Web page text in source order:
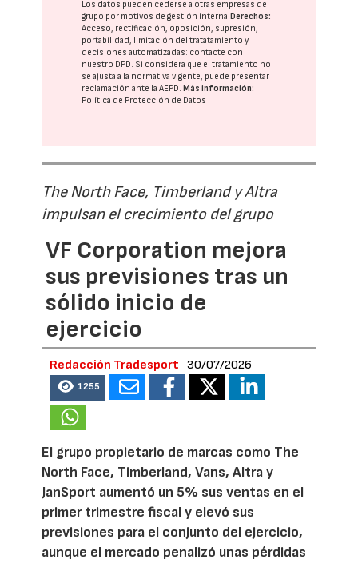
Los datos pueden cederse a otras empresas del
grupo por motivos de gestión interna.Derechos:
Acceso, rectificación, oposición, supresión,
portabilidad, limitación del tratatamiento y
decisiones automatizadas: contacte con
nuestro DPD. Si considera que el tratamiento no
se ajusta a la normativa vigente, puede presentar
reclamación ante laAEPD.Más información:
Política de Protección de Datos
The North Face, Timberland y Altra
impulsan el crecimiento del grupo
VF Corporation mejora
sus previsiones tras un
sólido inicio de
ejercicio
Redacción Tradesport 30/07/2026
1255
El grupo propietario de marcas como The
North Face, Timberland, Vans, Altra y
JanSport aumentó un 5% sus ventas en el
primer trimestre fiscal y elevó sus
previsiones para el conjunto del ejercicio,
aunque el mercado penalizó unas pérdidas